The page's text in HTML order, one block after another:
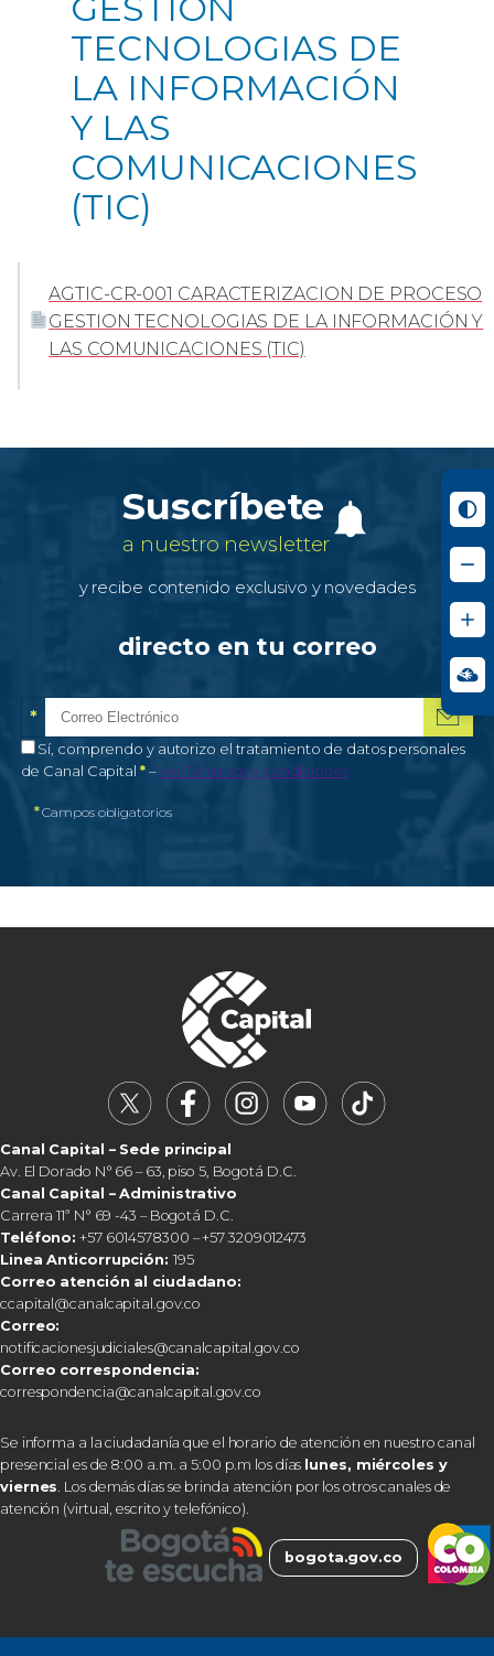
TECNOLOGIAS DE
LA INFORMACIÓN
Y LAS
COMUNICACIONES
(TIC)
AGTIC-CR-001 CARACTERIZACION DE PROCESO
GESTION TECNOLOGIAS DE LA INFORMACIÓN Y
LAS COMUNICACIONES (TIC)
Suscríbete
a nuestro newsletter
y recibe contenido exclusivo y novedades
directo en tu correo
Correo electrónico*
*
Campo obligatorio
Autorización de tratamiento de datos personales
Sí, comprendo y autorizo el tratamiento de datos personales
de Canal Capital *–Campo obligatorio
Ver Términos y condiciones
*Campos obligatorios
Canal Capital – Sede principal
Av. El Dorado N° 66 – 63, piso 5, Bogotá D.C.
Canal Capital – Administrativo
Carrera 11ª N° 69 -43 – Bogotá D.C.
Teléfono: +57 6014578300 – +57 3209012473
Linea Anticorrupción: 195
Correo atención al ciudadano:
ccapital@canalcapital.gov.co
Correo:
notificacionesjudiciales@canalcapital.gov.co
Correo correspondencia:
correspondencia@canalcapital.gov.co
Se informa a la ciudadanía que el horario de atención en nuestro canal
presencial es de 8:00 a.m. a 5:00 p.m los días lunes, miércoles y
viernes. Los demás días se brinda atención por los otros canales de
atención (virtual, escrito y telefónico).
bogota.gov.co